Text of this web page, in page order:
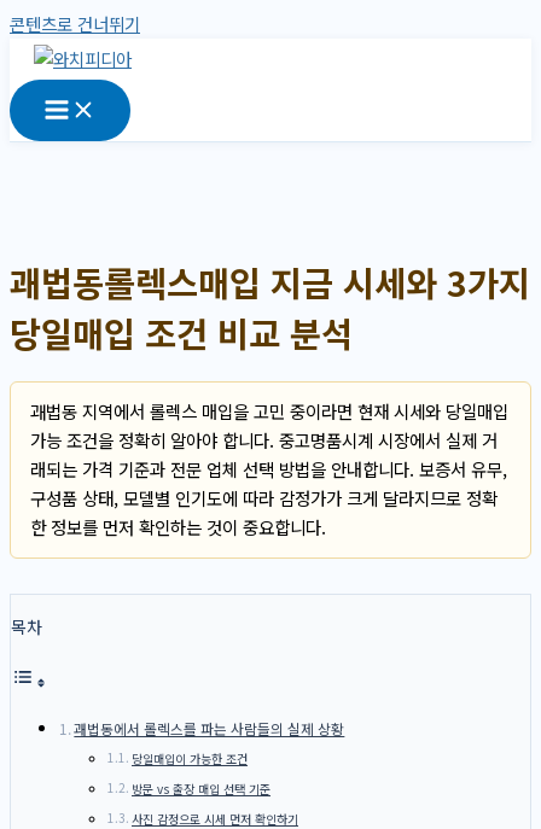
콘텐츠로 건너뛰기
괘법동롤렉스매입 지금 시세와 3가지
당일매입 조건 비교 분석
괘법동 지역에서 롤렉스 매입을 고민 중이라면 현재 시세와 당일매입
가능 조건을 정확히 알아야 합니다. 중고명품시계 시장에서 실제 거
래되는 가격 기준과 전문 업체 선택 방법을 안내합니다. 보증서 유무,
구성품 상태, 모델별 인기도에 따라 감정가가 크게 달라지므로 정확
한 정보를 먼저 확인하는 것이 중요합니다.
목차
괘법동에서 롤렉스를 파는 사람들의 실제 상황
당일매입이 가능한 조건
방문 vs 출장 매입 선택 기준
사진 감정으로 시세 먼저 확인하기